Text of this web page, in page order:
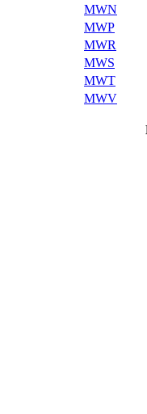
MWN
MWP
MWR
MWS
MWT
MWV